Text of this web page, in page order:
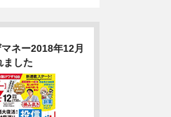
ネー2018年12月
ました